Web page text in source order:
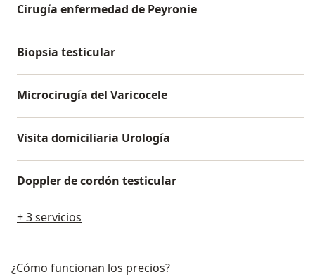
Cirugía enfermedad de Peyronie
Biopsia testicular
Microcirugía del Varicocele
Visita domiciliaria Urología
Doppler de cordón testicular
+ 3 servicios
¿Cómo funcionan los precios?